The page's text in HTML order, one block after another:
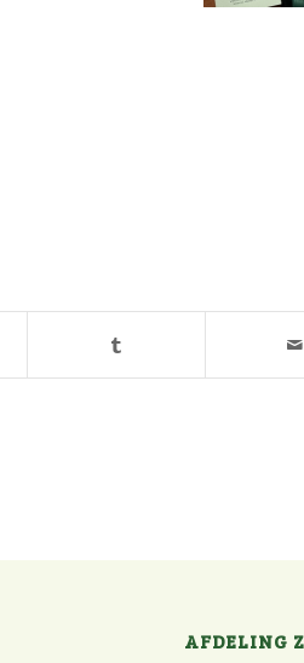
AFDELING